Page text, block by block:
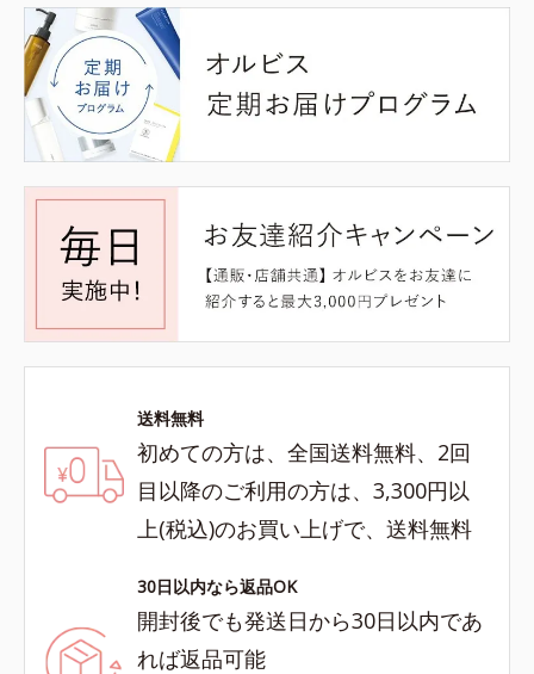
送料無料
初めての方は、全国送料無料、2回
目以降のご利用の方は、3,300円以
上(税込)のお買い上げで、送料無料
30日以内なら返品OK
開封後でも発送日から30日以内であ
れば返品可能